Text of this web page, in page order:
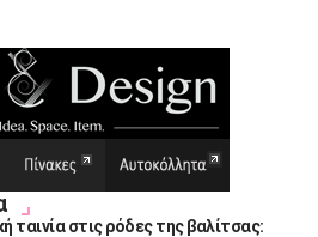
ταινία στις ρόδες της βαλίτσας: